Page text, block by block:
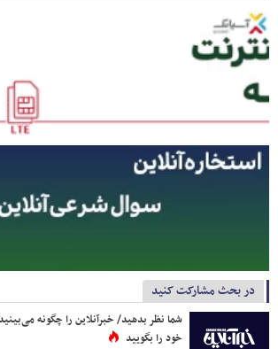
در بحث مشارکت کنید
شما نظر بدهید/ خبرآنلاین را چگونه
خود را بگویید